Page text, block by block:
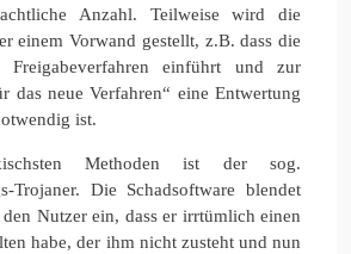
Anzahl. Teilweise wird die
einem Vorwand gestellt, z.B. dass die
einführt und zur
das neue Verfahren“ eine Entwertung
ist.
Methoden ist der sog.
Trojaner. Die Schadsoftware blendet
Nutzer ein, dass er irrtümlich einen
habe, der ihm nicht zusteht und nun